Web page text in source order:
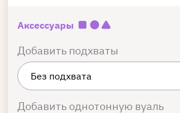
Аксессуары
Добавить подхваты
Добавить однотонную вуаль